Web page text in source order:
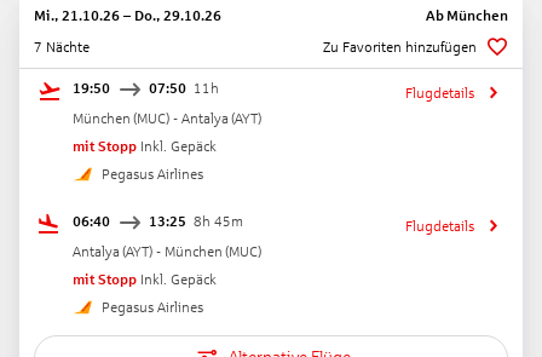
Mi., 21.10.26 – Do., 29.10.26 Ab München
7 Nächte
Zu Favoriten hinzufügen
19:50 07:50 11h
München (MUC) - Antalya (AYT)
mit Stopp Inkl. Gepäck
Pegasus Airlines
Flugdetails
06:40 13:25 8h 45m
Antalya (AYT) - München (MUC)
mit Stopp Inkl. Gepäck
Pegasus Airlines
Flugdetails